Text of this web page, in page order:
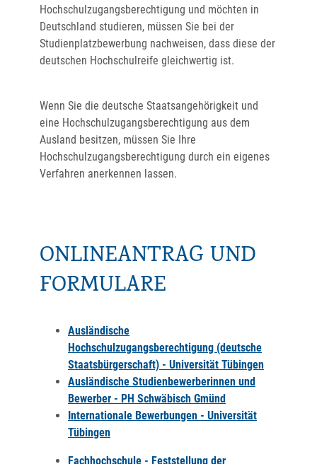
Hochschulzugangsberechtigung und möchten in
Deutschland studieren, müssen Sie bei der
Studienplatzbewerbung nachweisen, dass diese der
deutschen Hochschulreife gleichwertig ist.
Wenn Sie die deutsche Staatsangehörigkeit und
eine Hochschulzugangsberechtigung aus dem
Ausland besitzen, müssen Sie Ihre
Hochschulzugangsberechtigung durch ein eigenes
Verfahren anerkennen lassen.
ONLINEANTRAG UND
FORMULARE
Ausländische
Hochschulzugangsberechtigung (deutsche
Staatsbürgerschaft) - Universität Tübingen
Ausländische Studienbewerberinnen und
Bewerber - PH Schwäbisch Gmünd
Internationale Bewerbungen - Universität
Tübingen
Fachhochschule - Feststellung der